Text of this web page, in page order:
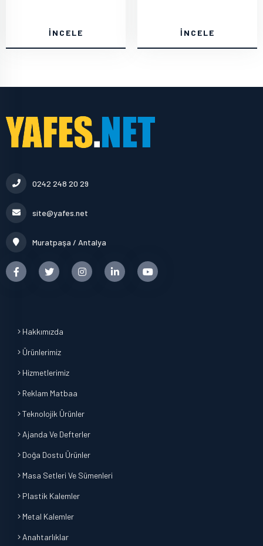
İNCELE İNCELE
0242 248 20 29
site@yafes.net
Muratpaşa / Antalya
Hakkımızda
Ürünlerimiz
Hizmetlerimiz
Reklam Matbaa
Teknolojik Ürünler
Ajanda Ve Defterler
Doğa Dostu Ürünler
Masa Setleri Ve Sümenleri
Plastik Kalemler
Metal Kalemler
Anahtarlıklar